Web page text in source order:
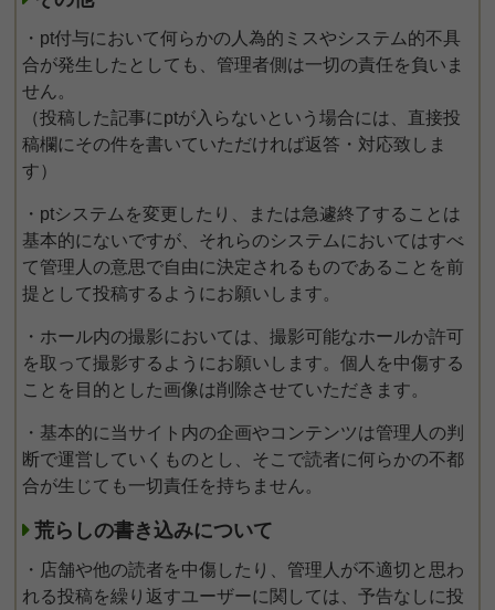
・pt付与において何らかの人為的ミスやシステム的不具
合が発生したとしても、管理者側は一切の責任を負いま
せん。
（投稿した記事にptが入らないという場合には、直接投
稿欄にその件を書いていただければ返答・対応致しま
す）
・ptシステムを変更したり、または急遽終了することは
基本的にないですが、それらのシステムにおいてはすべ
て管理人の意思で自由に決定されるものであることを前
提として投稿するようにお願いします。
・ホール内の撮影においては、撮影可能なホールか許可
を取って撮影するようにお願いします。個人を中傷する
ことを目的とした画像は削除させていただきます。
・基本的に当サイト内の企画やコンテンツは管理人の判
断で運営していくものとし、そこで読者に何らかの不都
合が生じても一切責任を持ちません。
荒らしの書き込みについて
・店舗や他の読者を中傷したり、管理人が不適切と思わ
れる投稿を繰り返すユーザーに関しては、予告なしに投